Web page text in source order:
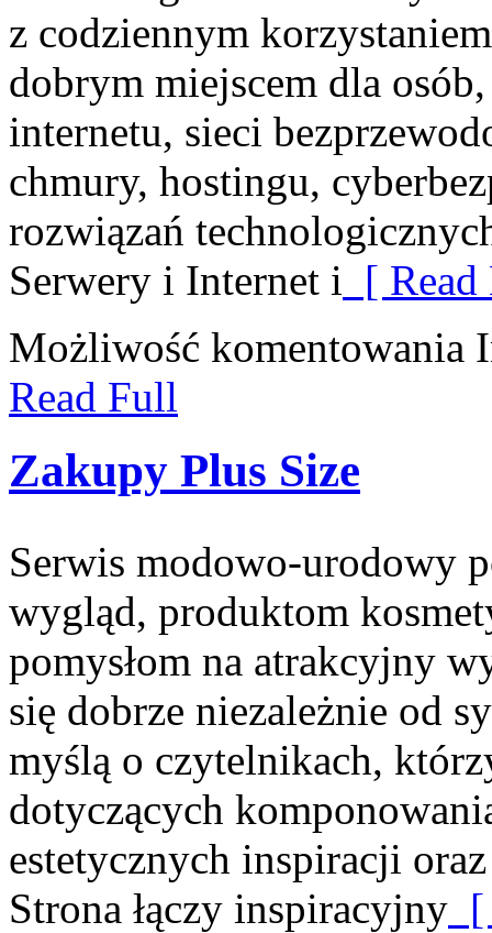
z codziennym
dobrym miejscem dla
internetu, sieci
chmury, hostingu,
rozwiązań
Serwery i Internet i [
Możliwość komentowania
Read Full
Zakupy Plus Size
Serwis modowo-urodowy
wygląd, produktom
pomysłom na atrakcyjny
się dobrze niezależnie od
myślą o czytelnikach,
dotyczących
estetycznych inspiracji
Strona łączy inspiracyjny [